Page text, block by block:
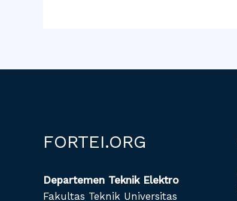
FORTEI.ORG
Departemen Teknik Elektro
Fakultas Teknik Universitas